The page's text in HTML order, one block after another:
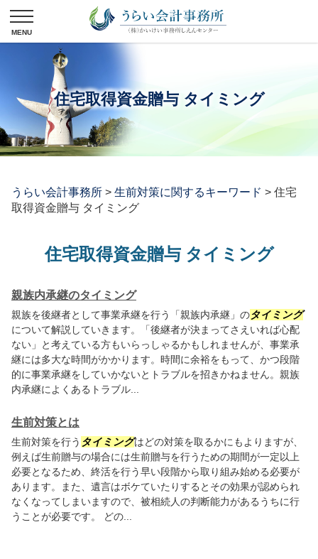
住宅取得資金贈与 タイミング
うらい会計事務所 > 生前対策に関するキーワード > 住宅
取得資金贈与 タイミング
住宅取得資金贈与 タイミング
親族内承継のタイミング
親族を後継者として事業承継を行う「親族内承継」のタイミング
について解説していきます。「後継者が決まってさえいれば心配
ない」と考えている方もいらっしゃるかもしれませんが、事業承
継には多大な時間がかかります。時間に余裕をもって、かつ段階
的に事業承継をしていかないとトラブルを招きかねません。親族
内承継によくあるトラブル...
生前対策とは
生前対策を行う タイミングはどの対策を取るかにもよりますが、
例えば生前贈与の場合には生前贈与を行うための期間が一定以上
必要となるため、終活を行う早い段階から取り組み始める必要が
あります。また、遺言はボケていたりするとその効果が認められ
なくなってしまいますので、被相続人の判断能力があるうちに行
うことが必要です。 どの...